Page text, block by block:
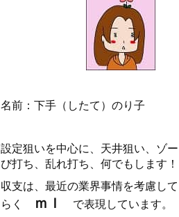
名前：下手（したて）のり子
設定狙いを中心に、天井狙い、ゾ
び打ち、乱れ打ち、何でもします！
収支は、最近の業界事情を考慮し
らく
ｍｌ
で表現しています。